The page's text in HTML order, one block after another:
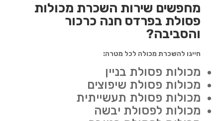
מחפשים שירות השכרת מכולות
פסולת בפרדס חנה כרכור
והסביבה?
חייגו להשכרת מכולה לכל מטרה:
מכולות פסולת בניין
מכולות פסולת שיפוצים
מכולות פסולת תעשייתית
מכולות לפסולת יבשה